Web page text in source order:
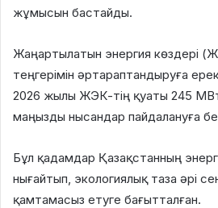
жұмысын бастайды.
Жаңартылатын энергия көздері
теңгерімін әртараптандыруға
2026 жылы ЖЭК-тің қуаты 245
маңызды нысандар пайдалануға
Бұл қадамдар Қазақстанның
нығайтып, экологиялық таза әрі
қамтамасыз етуге бағытталған.